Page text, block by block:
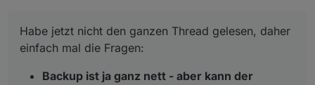
Habe jetzt nicht den ganzen Thread gelesen, daher
einfach mal die Fragen:
Backup ist ja ganz nett - aber kann der